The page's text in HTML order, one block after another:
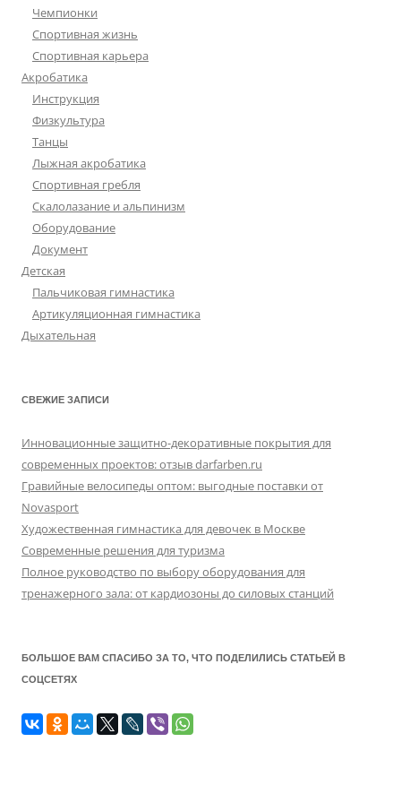
Чемпионки
Спортивная жизнь
Спортивная карьера
Акробатика
Инструкция
Физкультура
Танцы
Лыжная акробатика
Спортивная гребля
Скалолазание и альпинизм
Оборудование
Документ
Детская
Пальчиковая гимнастика
Артикуляционная гимнастика
Дыхательная
СВЕЖИЕ ЗАПИСИ
Инновационные защитно-декоративные покрытия для
современных проектов: отзыв darfarben.ru
Гравийные велосипеды оптом: выгодные поставки от
Novasport
Художественная гимнастика для девочек в Москве
Современные решения для туризма
Полное руководство по выбору оборудования для
тренажерного зала: от кардиозоны до силовых станций
БОЛЬШОЕ ВАМ СПАСИБО ЗА ТО, ЧТО ПОДЕЛИЛИСЬ СТАТЬЕЙ В
СОЦСЕТЯХ